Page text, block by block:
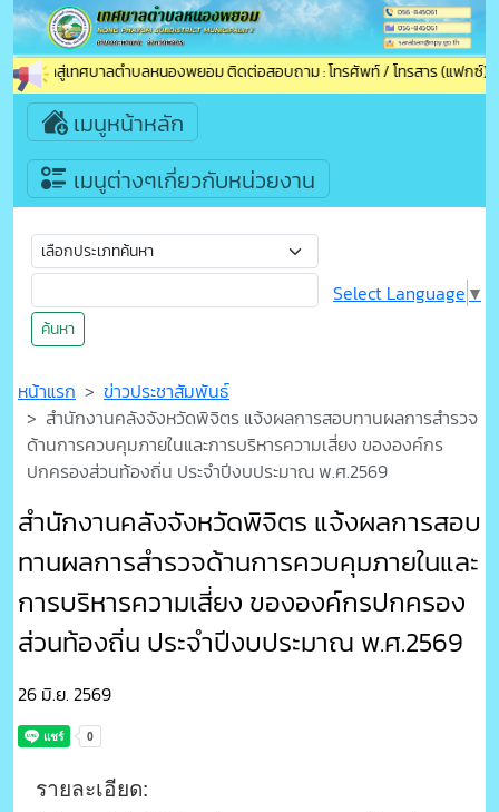
บเข้าสู่เทศบาลตำบลหนองพยอม ติดต่อสอบถาม : โทรศัพท์ / โทรสาร (แฟกซ์) :
เมนูหน้าหลัก
เมนูต่างๆเกี่ยวกับหน่วยงาน
ค้นหา
Select Language ▼
หน้าแรก
ข่าวประชาสัมพันธ์
สำนักงานคลังจังหวัดพิจิตร แจ้งผลการสอบทานผลการสำรวจ
ด้านการควบคุมภายในและการบริหารความเสี่ยง ขององค์กร
ปกครองส่วนท้องถิ่น ประจำปีงบประมาณ พ.ศ.2569
สำนักงานคลังจังหวัดพิจิตร แจ้งผลการสอบ
ทานผลการสำรวจด้านการควบคุมภายในและ
การบริหารความเสี่ยง ขององค์กรปกครอง
ส่วนท้องถิ่น ประจำปีงบประมาณ พ.ศ.2569
26 มิ.ย. 2569
รายละเอียด: